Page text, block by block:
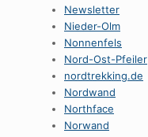
Newsletter
Nieder-Olm
Nonnenfels
Nord-Ost-Pfeiler
nordtrekking.de
Nordwand
Northface
Norwand